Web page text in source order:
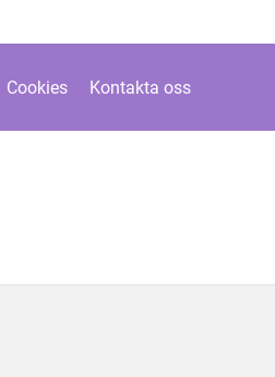
Cookies Kontakta oss